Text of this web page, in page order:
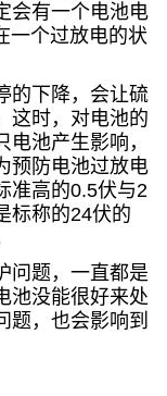
会有一个电池电
一个过放电的状
的下降，会让硫
这时，对电池的
池产生影响，
预防电池过放电
准高的0.5伏与2
标称的24伏的
问题，一直都是
池没能很好来处
题，也会影响到